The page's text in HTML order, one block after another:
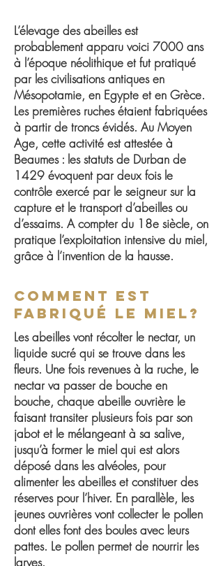
L’élevage des abeilles est
probablement apparu voici 7000 ans
à l’époque néolithique et fut pratiqué
par les civilisations antiques en
Mésopotamie, en Egypte et en Grèce.
Les premières ruches étaient fabriquées
à partir de troncs évidés. Au Moyen
Age, cette activité est attestée à
Beaumes : les statuts de Durban de
1429 évoquent par deux fois le
contrôle exercé par le seigneur sur la
capture et le transport d’abeilles ou
d’essaims. A compter du 18e siècle, on
pratique l’exploitation intensive du miel,
grâce à l’invention de la hausse.
Comment est
fabriqué le miel?
Les abeilles vont récolter le nectar, un
liquide sucré qui se trouve dans les
fleurs. Une fois revenues à la ruche, le
nectar va passer de bouche en
bouche, chaque abeille ouvrière le
faisant transiter plusieurs fois par son
jabot et le mélangeant à sa salive,
jusqu’à former le miel qui est alors
déposé dans les alvéoles, pour
alimenter les abeilles et constituer des
réserves pour l’hiver. En parallèle, les
jeunes ouvrières vont collecter le pollen
dont elles font des boules avec leurs
pattes. Le pollen permet de nourrir les
larves.